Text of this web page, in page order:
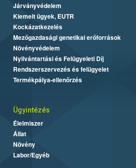
Járványvédelem
Kiemelt ügyek, EUTR
Kockázatkezelés
Mezőgazdasági genetikai erőforrások
Növényvédelem
Nyilvántartási és Felügyeleti Díj
Rendszerszervezés és felügyelet
Termékpálya-ellenőrzés
Ügyintézés
Élelmiszer
Állat
Növény
Labor/Egyéb